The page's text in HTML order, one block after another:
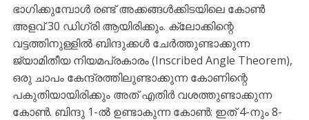
ഭാഗിക്കുമ്പോൾ രണ്ട് അക്കങ്ങൾക്കിടയിലെ കോൺ
അളവ് 30 ഡിഗ്രി ആയിരിക്കും. ക്ലോക്കിന്റെ
വട്ടത്തിനുള്ളിൽ ബിന്ദുക്കൾ ചേർത്തുണ്ടാക്കുന്ന
ജ്യാമിതീയ നിയമപ്രകാരം (Inscribed Angle Theorem),
ഒരു ചാപം കേന്ദ്രത്തിലുണ്ടാക്കുന്ന കോണിന്റെ
പകുതിയായിരിക്കും അത് എതിർ വശത്തുണ്ടാക്കുന്ന
കോൺ. ബിന്ദു 1-ൽ ഉണ്ടാകുന്ന കോൺ: ഇത് 4-നും 8-